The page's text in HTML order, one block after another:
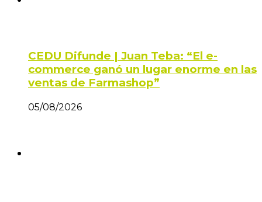
CEDU Difunde | Juan Teba: “El e-
commerce ganó un lugar enorme en las
ventas de Farmashop”
05/08/2026